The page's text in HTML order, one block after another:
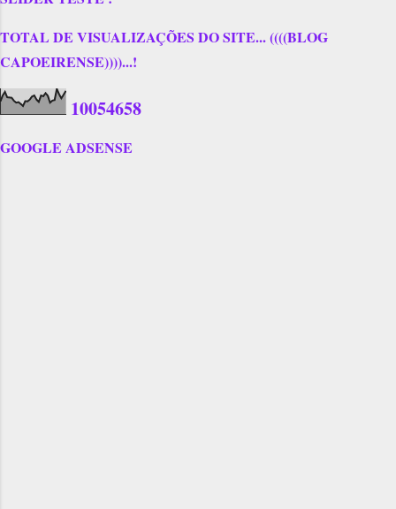
TOTAL DE VISUALIZAÇÕES DO SITE... ((((BLOG
CAPOEIRENSE))))...!
10054658
GOOGLE ADSENSE